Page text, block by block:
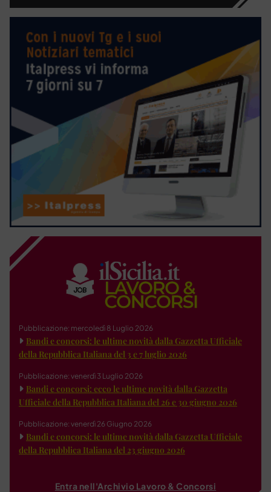
Pubblicazione: mercoledì 8 Luglio 2026
Bandi e concorsi: le ultime novità dalla Gazzetta Ufficiale
della Repubblica Italiana del 3 e 7 luglio 2026
Pubblicazione: venerdì 3 Luglio 2026
Bandi e concorsi: ecco le ultime novità dalla Gazzetta
Ufficiale della Repubblica Italiana del 26 e 30 giugno 2026
Pubblicazione: venerdì 26 Giugno 2026
Bandi e concorsi: le ultime novità dalla Gazzetta Ufficiale
della Repubblica Italiana del 23 giugno 2026
Entra nell'Archivio Lavoro & Concorsi